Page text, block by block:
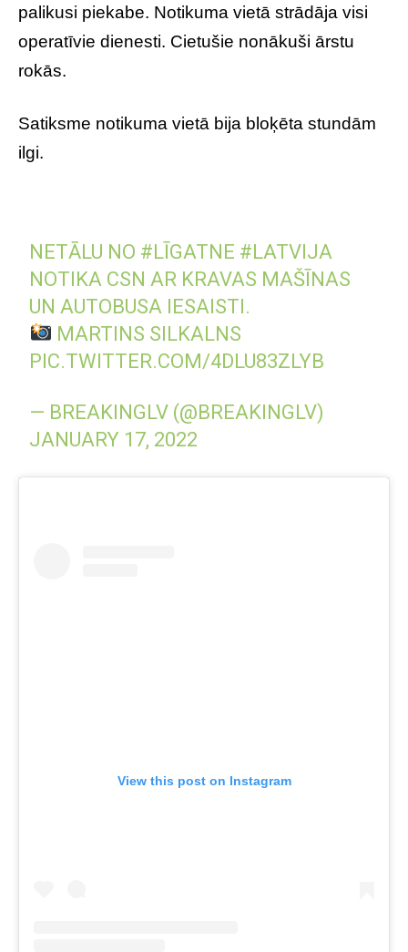
palikusi piekabe. Notikuma vietā strādāja visi
operatīvie dienesti. Cietušie nonākuši ārstu
rokās.
Satiksme notikuma vietā bija bloķēta stundām
ilgi.
NETĀLU NO #LĪGATNE #LATVIJA
NOTIKA CSN AR KRAVAS MAŠĪNAS
UN AUTOBUSA IESAISTI.
MARTINS SILKALNS
PIC.TWITTER.COM/4DLU83ZLYB
— BREAKINGLV (@BREAKINGLV)
JANUARY 17, 2022
View this post on Instagram